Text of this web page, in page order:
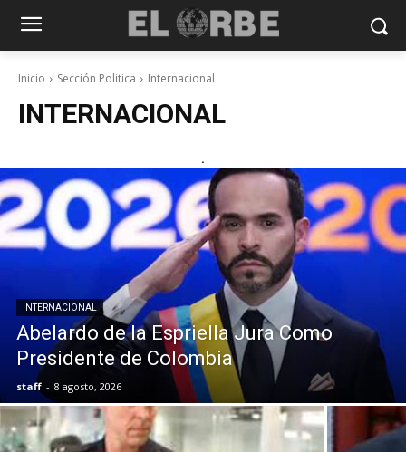
Inicio Sección Politica Internacional
INTERNACIONAL
.
INTERNACIONAL
Abelardo de la Espriella Jura Como
Presidente de Colombia
staff - 8 agosto, 2026